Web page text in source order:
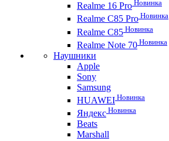
Realme 16 Pro Новинка
Realme C85 Pro Новинка
Realme C85 Новинка
Realme Note 70 Новинка
Наушники
Apple
Sony
Samsung
HUAWEI Новинка
Яндекс Новинка
Beats
Marshall